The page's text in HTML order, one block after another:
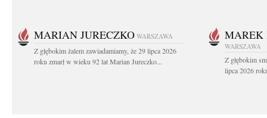
MARIAN JURECZKO WARSZAWA
Z głębokim żalem zawiadamiamy, że 29 lipca 2026
roku zmarł w wieku 92 lat Marian Jureczko...
MAREK
WARSZAWA
Z głębokim
lipca 2026